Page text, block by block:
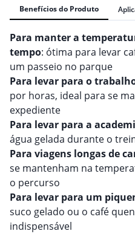
Benefícios do Produto
Para manter a
tempo: ótima para levar
um passeio no parque
Para levar para o
por horas, ideal para se
expediente
Para levar para a
água gelada durante o
Para viagens longas de
se mantenham na
o percurso
Para levar para um
suco gelado ou o café
indispensável